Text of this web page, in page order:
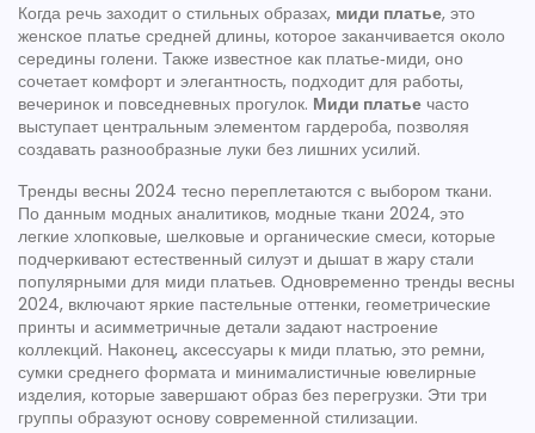
Когда речь заходит о стильных образах, миди платье, это
женское платье средней длины, которое заканчивается около
середины голени. Также известное как платье‑миди, оно
сочетает комфорт и элегантность, подходит для работы,
вечеринок и повседневных прогулок. Миди платье часто
выступает центральным элементом гардероба, позволяя
создавать разнообразные луки без лишних усилий.
Тренды весны 2024 тесно переплетаются с выбором ткани.
По данным модных аналитиков, модные ткани 2024, это
легкие хлопковые, шелковые и органические смеси, которые
подчеркивают естественный силуэт и дышат в жару стали
популярными для миди платьев. Одновременно тренды весны
2024, включают яркие пастельные оттенки, геометрические
принты и асимметричные детали задают настроение
коллекций. Наконец, аксессуары к миди платью, это ремни,
сумки среднего формата и минималистичные ювелирные
изделия, которые завершают образ без перегрузки. Эти три
группы образуют основу современной стилизации.